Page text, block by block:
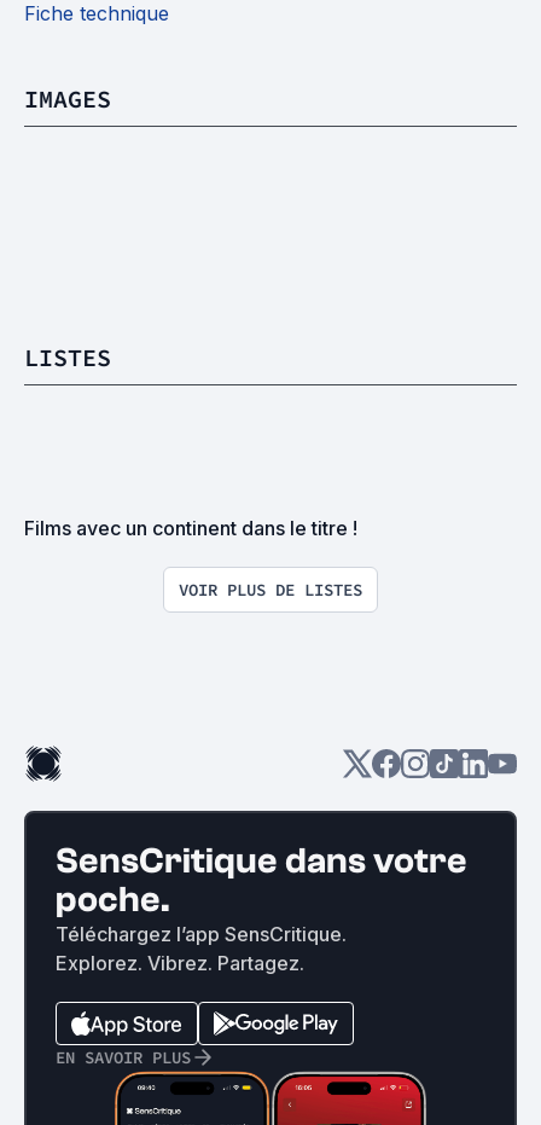
Fiche technique
IMAGES
LISTES
Films avec un continent dans le titre !
VOIR PLUS DE LISTES
SensCritique dans votre
poche.
Téléchargez l’app SensCritique.
Explorez. Vibrez. Partagez.
EN SAVOIR PLUS